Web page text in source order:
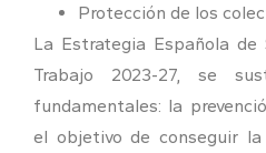
Protección de los
La Estrategia Española de
Trabajo 2023-27, se
fundamentales: la
el objetivo de conseguir la